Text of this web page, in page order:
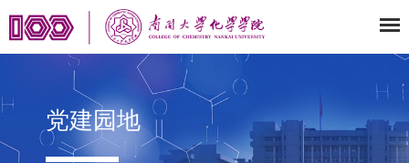
党建园地